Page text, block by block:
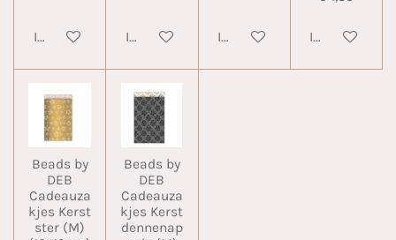
In winkelwagenIn winkelwagenIn winkelwagen
In
Beads by
DEB
Cadeauza
kjes Kerst
ster (M)
Beads by
DEB
Cadeauza
kjes Kerst
dennenap